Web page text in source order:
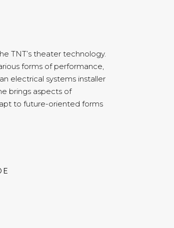
TNT’s theater technology.
forms of performance,
electrical systems installer
brings aspects of
to future-oriented forms